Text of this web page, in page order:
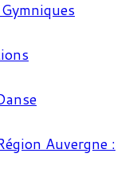
Auvergne :